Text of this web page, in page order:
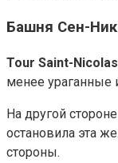
Башня Сен-
Tour Saint-Nicolas
менее ураганные
На другой
остановила эта
стороны.